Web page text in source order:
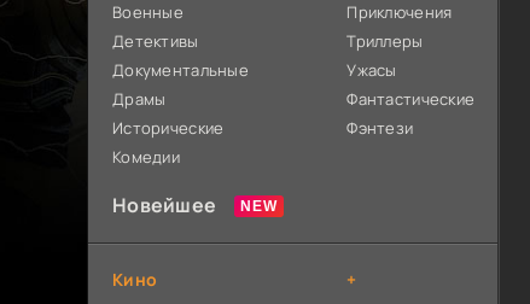
Военные
Детективы
Документальные
Драмы
Исторические
Комедии
Приключения
Триллеры
Ужасы
Фантастические
Фэнтези
Новейшее
Кино +